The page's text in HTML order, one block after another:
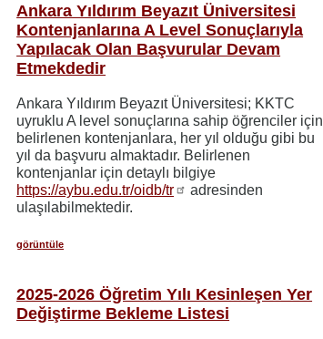
Ankara Yıldırım Beyazıt Üniversitesi
Kontenjanlarına A Level Sonuçlarıyla
Yapılacak Olan Başvurular Devam
Etmekdedir
Ankara Yıldırım Beyazıt Üniversitesi; KKTC
uyruklu A level sonuçlarına sahip öğrenciler için
belirlenen kontenjanlara, her yıl olduğu gibi bu
yıl da başvuru almaktadır. Belirlenen
kontenjanlar için detaylı bilgiye
https://aybu.edu.tr/oidb/tr
adresinden
ulaşılabilmektedir.
görüntüle
2025-2026 Öğretim Yılı Kesinleşen Yer
Değiştirme Bekleme Listesi